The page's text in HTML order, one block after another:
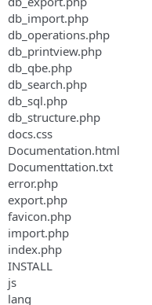
db_import.php
db_operations.php
db_printview.php
db_qbe.php
db_search.php
db_sql.php
db_structure.php
docs.css
Documentation.html
Documenttation.txt
error.php
export.php
favicon.php
import.php
index.php
INSTALL
js
lang